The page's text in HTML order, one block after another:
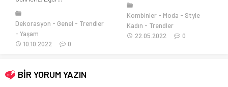
Dekorasyon Genel
Trendler
Yaşam
10.10.2022
0
Kombinler Moda
Style
Kadın
Trendler
22.05.2022
0
BİR YORUM YAZIN